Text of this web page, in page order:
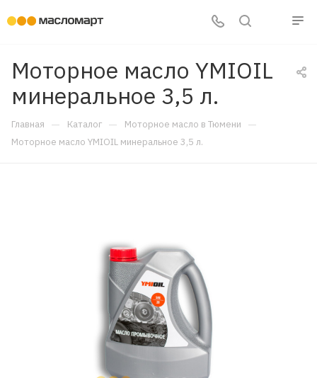
Моторное масло YMIOIL
минеральное 3,5 л.
Главная — Каталог — Моторное масло в Тюмени —
Моторное масло YMIOIL минеральное 3,5 л.